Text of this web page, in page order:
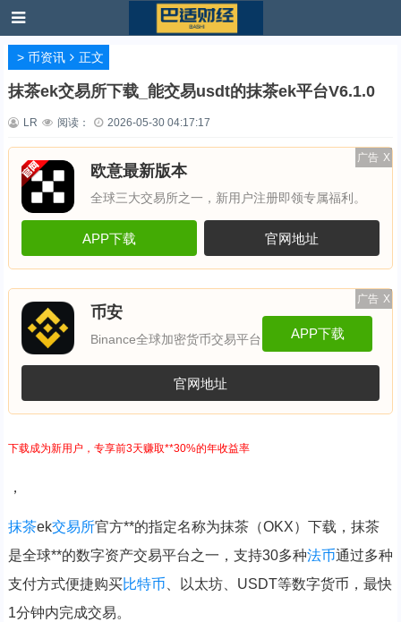
> 币资讯 正文
抹茶ek交易所下载_能交易usdt的抹茶ek平台V6.1.0
LR 阅读： 2026-05-30 04:17:17
广告 X
欧意最新版本
全球三大交易所之一，新用户注册即领专属福利。
APP下载 官网地址
广告 X
币安
Binance全球加密货币交易平台 APP下载
官网地址
下载成为新用户，专享前3天赚取**30%的年收益率
，
抹茶ek交易所官方**的指定名称为抹茶（OKX）下载，抹茶
是全球**的数字资产交易平台之一，支持30多种法币通过多种
支付方式便捷购买比特币 、以太坊、USDT等数字货币，最快
1分钟内完成交易。